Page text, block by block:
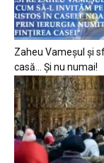
Zaheu Vameșul și
casă… Și nu numai!